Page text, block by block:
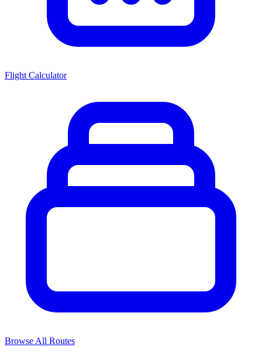
Flight Calculator
Browse All Routes